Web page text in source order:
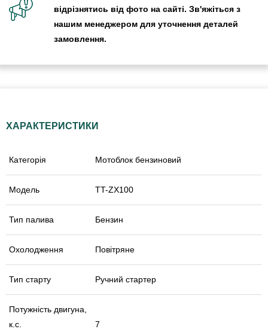
відрізнятись від фото на сайті. Зв'яжіться з
нашим менеджером для уточнення деталей
замовлення.
ХАРАКТЕРИСТИКИ
Категорія Мотоблок бензиновий
Модель TT-ZX100
Тип палива Бензин
Охолодження Повітряне
Тип старту Ручний стартер
Потужність двигуна,
к.с.
7